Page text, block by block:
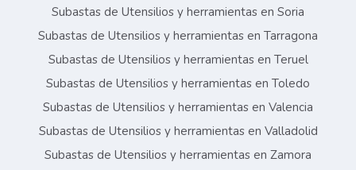
Subastas de Utensilios y herramientas en Soria
Subastas de Utensilios y herramientas en Tarragona
Subastas de Utensilios y herramientas en Teruel
Subastas de Utensilios y herramientas en Toledo
Subastas de Utensilios y herramientas en Valencia
Subastas de Utensilios y herramientas en Valladolid
Subastas de Utensilios y herramientas en Zamora